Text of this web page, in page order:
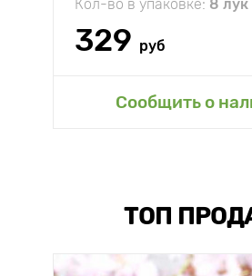
Кол-во в упаковке: 8 лук
329 руб
Сообщить о
ТОП